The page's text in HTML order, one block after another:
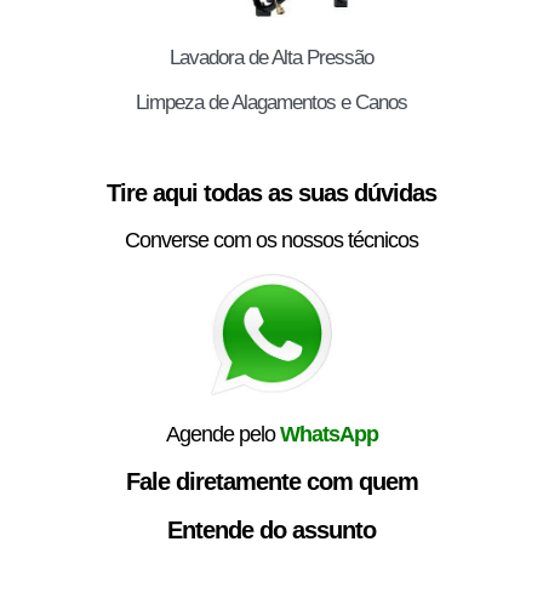
Lavadora de Alta Pressão
Limpeza de Alagamentos e Canos
Tire aqui todas as suas dúvidas
Converse com os nossos técnicos
Agende peloWhatsApp
Fale diretamente com quem
Entende do assunto